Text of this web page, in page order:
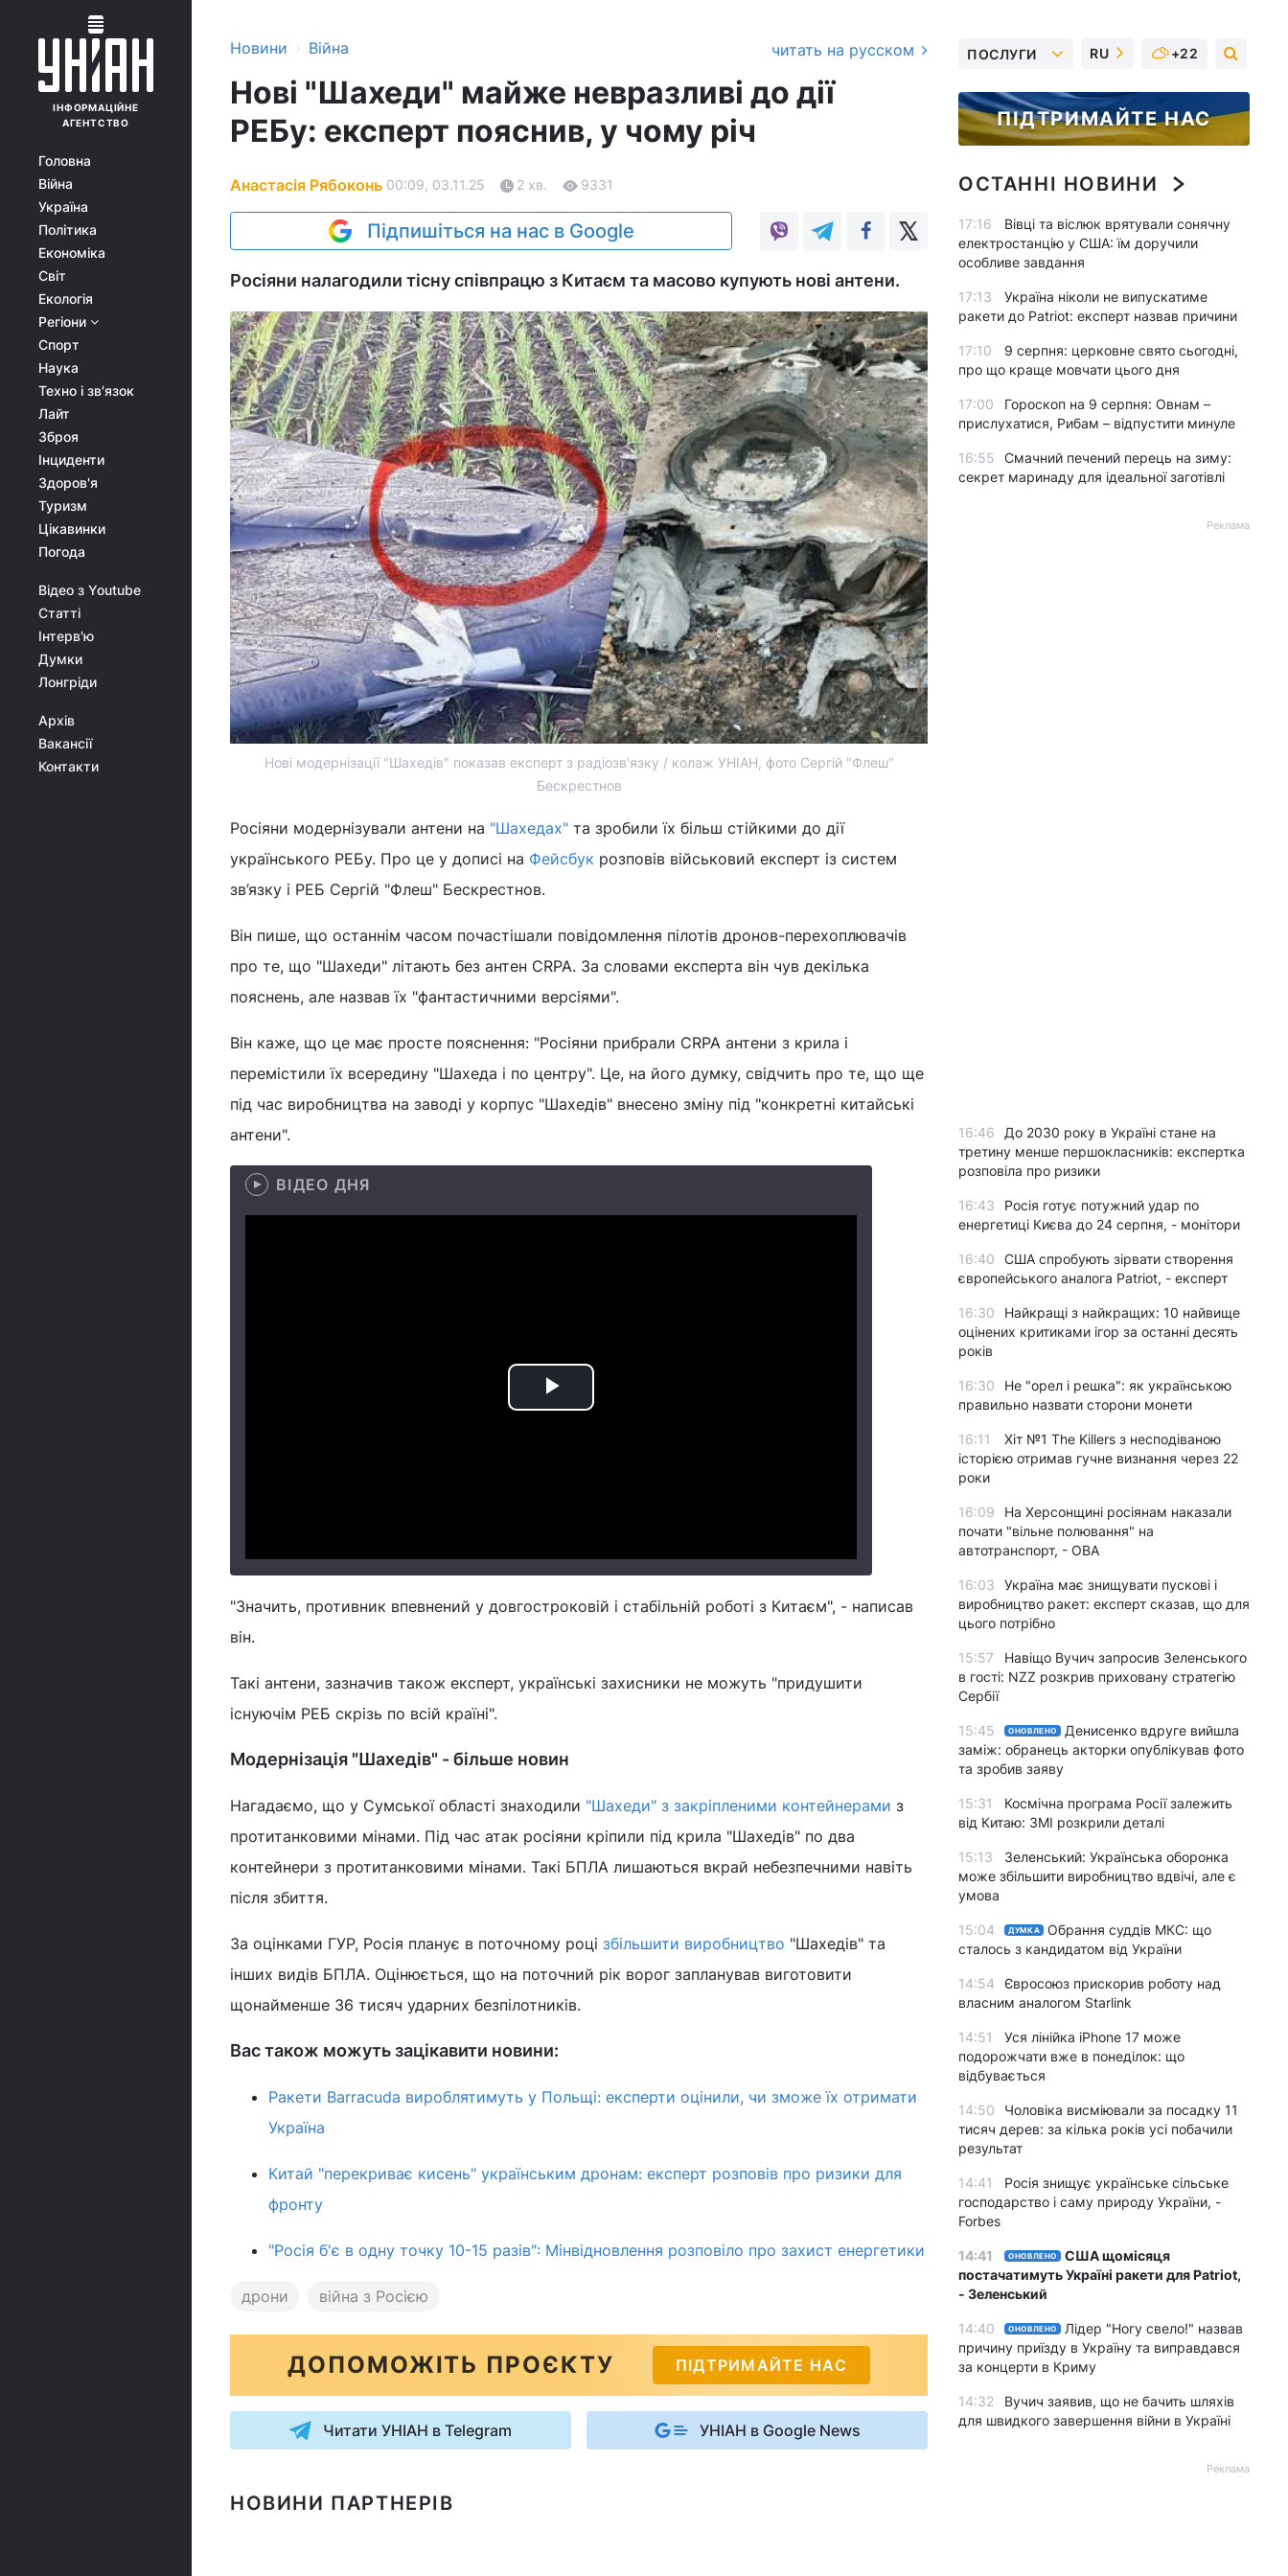
ІНФОРМАЦІЙНЕ
АГЕНТСТВО
Головна
Війна
Україна
Політика
Економіка
Світ
Екологія
Регіони
Спорт
Наука
Техно і зв'язок
Лайт
Зброя
Інциденти
Здоров'я
Туризм
Цікавинки
Погода
Відео з Youtube
Статті
Інтерв'ю
Думки
Лонгріди
Архів
Вакансії
Контакти
Новини › Війна читать на русском
Нові "Шахеди" майже невразливі до дії
РЕБу: експерт пояснив, у чому річ
Анастасія Рябоконь 00:09, 03.11.25 2 хв. 9331
Підпишіться на нас в Google
Росіяни налагодили тісну співпрацю з Китаєм та масово купують нові антени.
Нові модернізації "Шахедів" показав експерт з радіозв'язку / колаж УНІАН, фото Сергій "Флеш"
Бескрестнов
Росіяни модернізували антени на "Шахедах" та зробили їх більш стійкими до дії
українського РЕБу. Про це у дописі на Фейсбук розповів військовий експерт із систем
зв’язку і РЕБ Сергій "Флеш" Бескрестнов.
Він пише, що останнім часом почастішали повідомлення пілотів дронов-перехоплювачів
про те, що "Шахеди" літають без антен CRPA. За словами експерта він чув декілька
пояснень, але назвав їх "фантастичними версіями".
Він каже, що це має просте пояснення: "Росіяни прибрали CRPA антени з крила і
перемістили їх всередину "Шахеда і по центру". Це, на його думку, свідчить про те, що ще
під час виробництва на заводі у корпус "Шахедів" внесено зміну під "конкретні китайські
антени".
ВІДЕО ДНЯ
Play
"Значить, противник впевнений у довгостроковій і стабільній роботі з Китаєм", - написав
він.
Такі антени, зазначив також експерт, українські захисники не можуть "придушити
існуючім РЕБ скрізь по всій країні".
Модернізація "Шахедів" - більше новин
Нагадаємо, що у Сумської області знаходили "Шахеди" з закріпленими контейнерами з
протитанковими мінами. Під час атак росіяни кріпили під крила "Шахедів" по два
контейнери з протитанковими мінами. Такі БПЛА лишаються вкрай небезпечними навіть
після збиття.
За оцінками ГУР, Росія планує в поточному році збільшити виробництво "Шахедів" та
інших видів БПЛА. Оцінюється, що на поточний рік ворог запланував виготовити
щонайменше 36 тисяч ударних безпілотників.
Вас також можуть зацікавити новини:
Ракети Barracuda вироблятимуть у Польщі: експерти оцінили, чи зможе їх отримати
Україна
Китай "перекриває кисень" українським дронам: експерт розповів про ризики для
фронту
"Росія б'є в одну точку 10-15 разів": Мінвідновлення розповіло про захист енергетики
дрони війна з Росією
ДОПОМОЖІТЬ ПРОЄКТУ ПІДТРИМАЙТЕ НАС
Читати УНІАН в Telegram УНІАН в Google News
НОВИНИ ПАРТНЕРІВ
ПОСЛУГИ RU +22
ПІДТРИМАЙТЕ НАС
ОСТАННІ НОВИНИ
17:16
Вівці та віслюк врятували сонячну
електростанцію у США: їм доручили
особливе завдання
17:13
Україна ніколи не випускатиме
ракети до Patriot: експерт назвав причини
17:10
9 серпня: церковне свято сьогодні,
про що краще мовчати цього дня
17:00
Гороскоп на 9 серпня: Овнам –
прислухатися, Рибам – відпустити минуле
16:55
Смачний печений перець на зиму:
секрет маринаду для ідеальної заготівлі
Реклама
16:46
До 2030 року в Україні стане на
третину менше першокласників: експертка
розповіла про ризики
16:43
Росія готує потужний удар по
енергетиці Києва до 24 серпня, - монітори
16:40
США спробують зірвати створення
європейського аналога Patriot, - експерт
16:30
Найкращі з найкращих: 10 найвище
оцінених критиками ігор за останні десять
років
16:30
Не "орел і решка": як українською
правильно назвати сторони монети
16:11
Хіт №1 The Killers з несподіваною
історією отримав гучне визнання через 22
роки
16:09
На Херсонщині росіянам наказали
почати "вільне полювання" на
автотранспорт, - ОВА
16:03
Україна має знищувати пускові і
виробництво ракет: експерт сказав, що для
цього потрібно
15:57
Навіщо Вучич запросив Зеленського
в гості: NZZ розкрив приховану стратегію
Сербії
15:45 ОНОВЛЕНО
Денисенко вдруге вийшла
заміж: обранець акторки опублікував фото
та зробив заяву
15:31
Космічна програма Росії залежить
від Китаю: ЗМІ розкрили деталі
15:13
Зеленський: Українська оборонка
може збільшити виробництво вдвічі, але є
умова
15:04 ДУМКА
Обрання суддів МКС: що
сталось з кандидатом від України
14:54
Євросоюз прискорив роботу над
власним аналогом Starlink
14:51
Уся лінійка iPhone 17 може
подорожчати вже в понеділок: що
відбувається
14:50
Чоловіка висміювали за посадку 11
тисяч дерев: за кілька років усі побачили
результат
14:41
Росія знищує українське сільське
господарство і саму природу України, -
Forbes
14:41 ОНОВЛЕНО
США щомісяця
постачатимуть Україні ракети для Patriot,
- Зеленський
14:40 ОНОВЛЕНО
Лідер "Ногу свело!" назвав
причину приїзду в Україну та виправдався
за концерти в Криму
14:32
Вучич заявив, що не бачить шляхів
для швидкого завершення війни в Україні
Реклама